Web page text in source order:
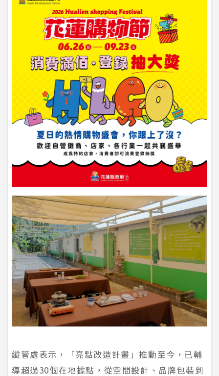
縱管處表示，「亮點改造計畫」推動至今，已輔
導超過30個在地據點，從空間設計、品牌包裝到